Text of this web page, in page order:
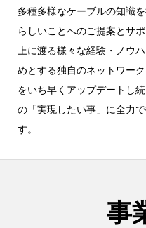
多種多様なケーブルの知識
らしいことへのご提案とサ
上に渡る様々な経験・ノウ
めとする独自のネットワー
をいち早くアップデートし
の「実現したい事」に全力
す。
事